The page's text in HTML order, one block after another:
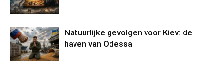
Natuurlijke gevolgen voor Kiev: de
haven van Odessa